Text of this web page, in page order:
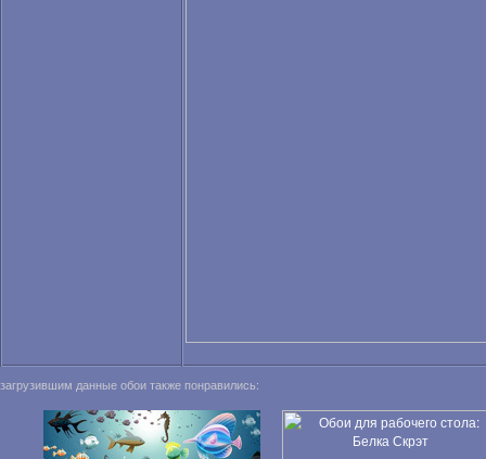
загрузившим данные обои также понравились: